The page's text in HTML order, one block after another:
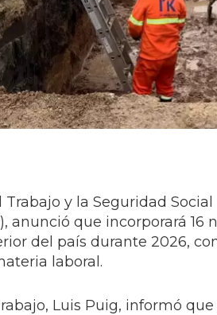
y la Seguridad
anunció que incorporará
del país durante 2026,
laboral.
Luis Puig, informó